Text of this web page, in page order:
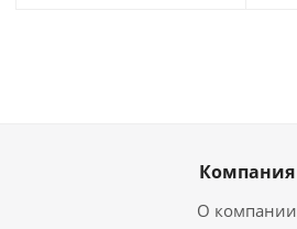
Компания
О компании